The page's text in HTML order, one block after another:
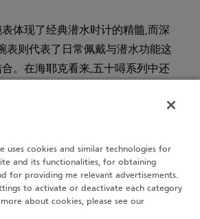
体现了经典潜水时计的精髓,而深
表则代表了日常佩戴与潜水功能这
。在海耶克看来,五十噚系列中还
。这一分支的首款代表作是2009年
噚腕表。凭借格外坚固的钛合金
玻璃表镜以及实用的排氦气阀门,
表的防水深度可达1000米。而第二
系列X噚机械测深腕表在性能方面更
纯机械潜水腕表前所未见的功
uses cookies and similar technologies for
and its functionalities, for obtaining
for providing me relevant advertisements.
to activate or deactivate each category
about cookies, please see our